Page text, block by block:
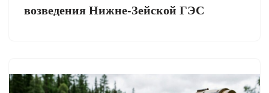
возведения Нижне-Зейской ГЭС